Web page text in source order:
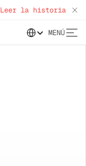
Leer la historia
Select Language
MENÚ